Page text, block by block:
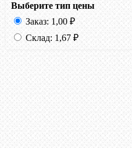
Выберите тип цены
Заказ: 1,00 ₽
Склад: 1,67 ₽